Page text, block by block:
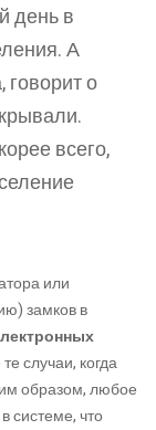
день в
А
говорит о
всего,
или
замков в
случаи, когда
образом, любое
системе, что